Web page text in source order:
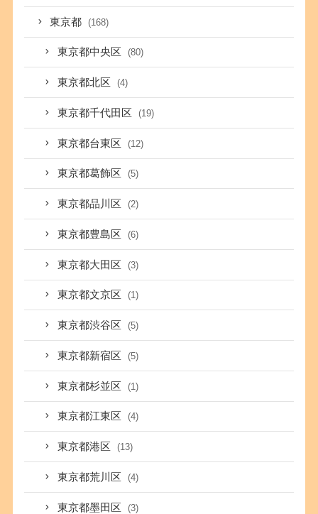
東京都 (168)
東京都中央区 (80)
東京都北区 (4)
東京都千代田区 (19)
東京都台東区 (12)
東京都葛飾区 (5)
東京都品川区 (2)
東京都豊島区 (6)
東京都大田区 (3)
東京都文京区 (1)
東京都渋谷区 (5)
東京都新宿区 (5)
東京都杉並区 (1)
東京都江東区 (4)
東京都港区 (13)
東京都荒川区 (4)
東京都墨田区 (3)